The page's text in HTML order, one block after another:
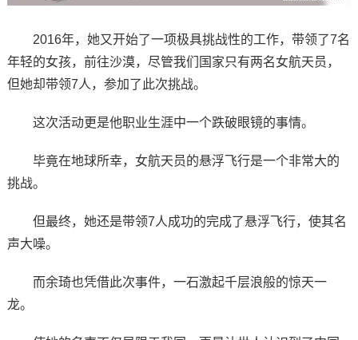
2016年，她又开始了一项极具挑战性的工作，带领了7名
年轻的女孩，前往沙漠，尽管我们国家只有两名女航天员，
但她却带领7人，参加了此次挑战。
这次活动更是他职业生涯中一个跌破眼镜的事情。
毕竟在地球所幸，女航天员的悬浮飞行是一个非常大的
挑战。
但最终，她还是带领7人成功的完成了悬浮飞行，使其名
声大噪。
而余琦也凭借此次事件，一石激起千层浪般的惊天一
龙。